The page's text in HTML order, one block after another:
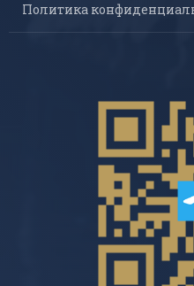
Политика